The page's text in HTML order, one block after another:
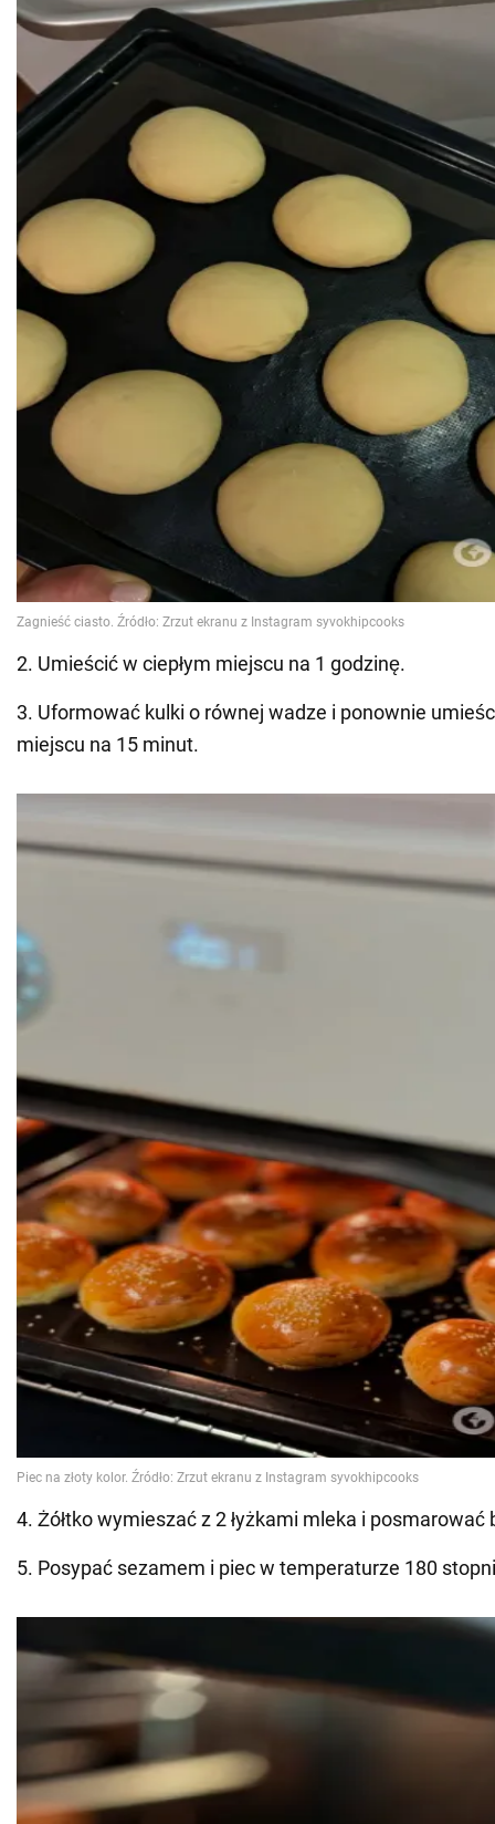
2. Umieścić w ciepłym miejscu na 1 godzinę.
3. Uformować kulki o równej wadze i ponownie
miejscu na 15 minut.
4. Żółtko wymieszać z 2 łyżkami mleka i posmarować
5. Posypać sezamem i piec w temperaturze 180